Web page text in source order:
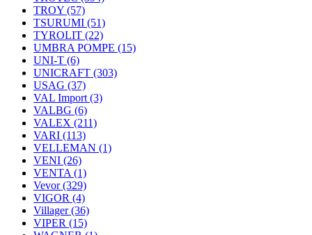
TROY (57)
TSURUMI (51)
TYROLIT (22)
UMBRA POMPE (15)
UNI-T (6)
UNICRAFT (303)
USAG (37)
VAL Import (3)
VALBG (6)
VALEX (211)
VARI (113)
VELLEMAN (1)
VENI (26)
VENTA (1)
Vevor(329)
VIGOR (4)
Villager(36)
VIPER (15)